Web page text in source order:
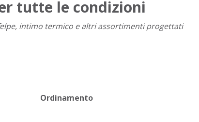
tutte le condizioni
intimo termico e altri assortimenti progettati
Ordinamento